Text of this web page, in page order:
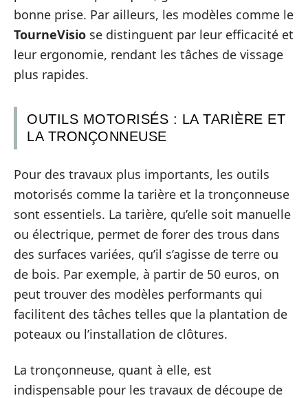
bonne prise. Par ailleurs, les modèles comme le
TourneVisio se distinguent par leur efficacité et
leur ergonomie, rendant les tâches de vissage
plus rapides.
OUTILS MOTORISÉS : LA TARIÈRE ET
LA TRONÇONNEUSE
Pour des travaux plus importants, les outils
motorisés comme la tarière et la tronçonneuse
sont essentiels. La tarière, qu’elle soit manuelle
ou électrique, permet de forer des trous dans
des surfaces variées, qu’il s’agisse de terre ou
de bois. Par exemple, à partir de 50 euros, on
peut trouver des modèles performants qui
facilitent des tâches telles que la plantation de
poteaux ou l’installation de clôtures.
La tronçonneuse, quant à elle, est
indispensable pour les travaux de découpe de